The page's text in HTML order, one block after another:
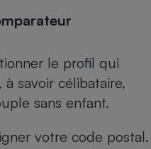
le profil qui
savoir célibataire,
sans enfant.
votre code postal.